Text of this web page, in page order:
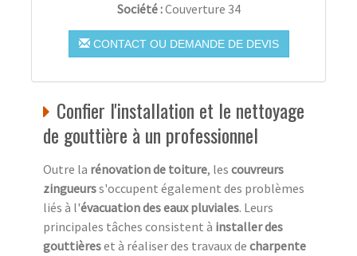
Société :Couverture 34
CONTACT OU DEMANDE DE DEVIS
Confier l'installation et le nettoyage
de gouttière à un professionnel
Outre la rénovation de toiture, les couvreurs
zingueurss'occupent également des problèmes
liés à l'évacuation des eaux pluviales. Leurs
principales tâches consistent à installer des
gouttièreset à réaliser des travaux de charpente